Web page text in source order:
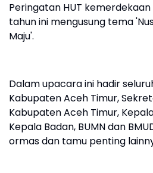
Peringatan HUT
tahun ini mengusung tema
Maju'.
Dalam upacara ini hadir
Kabupaten Aceh Timur,
Kabupaten Aceh Timur,
Kepala Badan, BUMN dan
ormas dan tamu penting